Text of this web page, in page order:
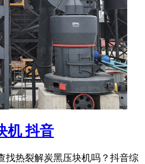
机 抖音
找热裂解炭黑压块机吗？抖音综